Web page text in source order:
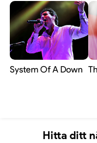
Publiken får uppleva
tonen live, med
möjlighet att möta
intimt och roligt
System Of A Down
Hitta ditt